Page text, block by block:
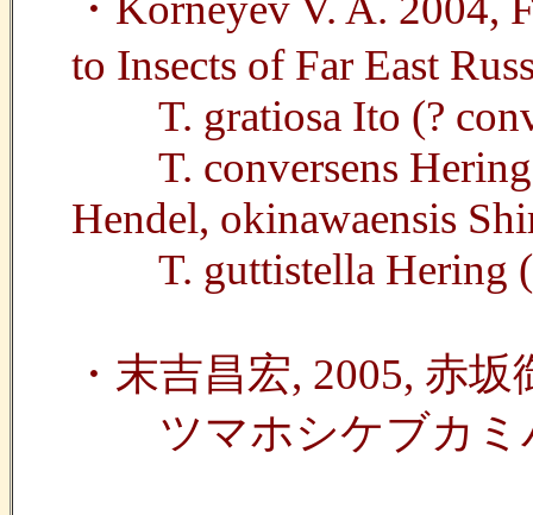
to Insects of Far East
T. gratiosa Ito (?
T. conversens Hering
Hendel, okinawaensis
T. guttistella Hering
・末吉昌宏, 2005, 赤
ツマホシケブカミバ